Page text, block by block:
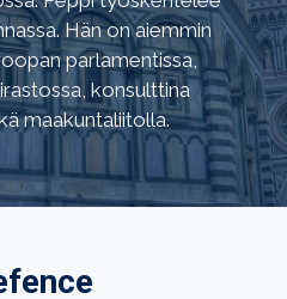
Hän on aiemmin
parlamentissa,
konsulttina
maakuntaliitolla.